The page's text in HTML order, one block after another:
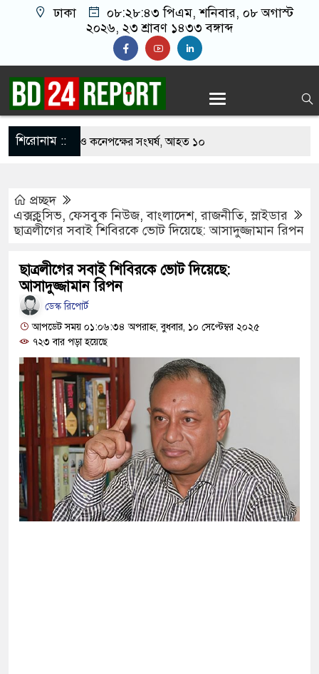
ঢাকা ০৮:২৮:৪৪ পিএম, শনিবার, ০৮ অগাস্ট ২০২৬,
২৩ শ্রাবণ ১৪৩৩ বঙ্গাব্দ
শিরোনাম ::
নিয়ে বর ও কনেপক্ষের সংঘর্ষ, আহত ১০
শঙ্কায় দেশজুড়ে পুলিশের সতর্কতা জারি
আ.লীগের গোপন বৈঠক থেকে গ্রেপ্তার ৬
যুবদল সভাপতি আটক, ভিডিও ভাইরাল
দায়ী থাকবে জামায়াত-এনসিপি: রাশেদ খাঁন
দিলেন জামায়াত বহিষ্কাকৃত গাজী নজরুলের ১২
দায়ী থাকবে জামায়াত-এনসিপি: রাশেদ খাঁন
হারিয়েছে বর্তমান সরকার: নাহিদ ইসলাম
করতে ন্যাটোভুক্ত দেশে হামলা চালাতে পারে রাশিয়া
প্রচ্ছদ
এক্সক্লুসিভ, ফেসবুক নিউজ,বাংলাদেশ,রাজনীতি,স্লাইডার
ছাত্রলীগের সবাই শিবিরকে ভোট দিয়েছে: আসাদুজ্জামান রিপন
ছাত্রলীগের সবাই শিবিরকে ভোট দিয়েছে:
আসাদুজ্জামান রিপন
ডেস্ক রিপোর্ট
আপডেট সময় ০১:০৬:৩৪ অপরাহ্ন, বুধবার, ১০ সেপ্টেম্বর ২০২৫
৭২৩ বার পড়া হয়েছে